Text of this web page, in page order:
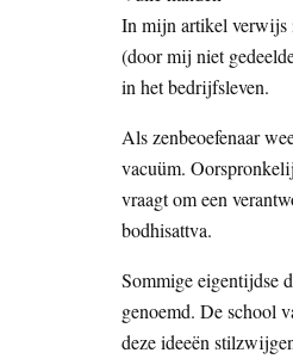
In mijn artikel verwijs
(door mij niet
in het bedrijfsleven.
Als zenbeoefenaar
vacuüm.
vraagt om een
bodhisattva.
Sommige eigentijdse
genoemd. De school
deze ideeën